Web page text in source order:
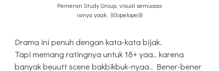
Pemeran Study Group, visual semuaaa
isinya yaak.. (((lopelope)))
Drama ini penuh dengan kata-kata bijak.
Tapi memang ratingnya untuk 18+ yaa.. karena
banyak beuutt scene bakbikbuk-nyaa.. Bener-bener